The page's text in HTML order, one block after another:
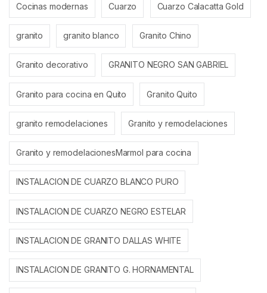
Cocinas modernas Cuarzo Cuarzo Calacatta Gold
granito granito blanco Granito Chino
Granito decorativo GRANITO NEGRO SAN GABRIEL
Granito para cocina en Quito Granito Quito
granito remodelaciones Granito y remodelaciones
Granito y remodelacionesMarmol para cocina
INSTALACION DE CUARZO BLANCO PURO
INSTALACION DE CUARZO NEGRO ESTELAR
INSTALACION DE GRANITO DALLAS WHITE
INSTALACION DE GRANITO G. HORNAMENTAL